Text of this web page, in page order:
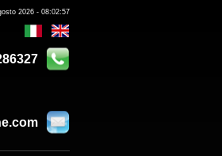
2026 - 08:02:57